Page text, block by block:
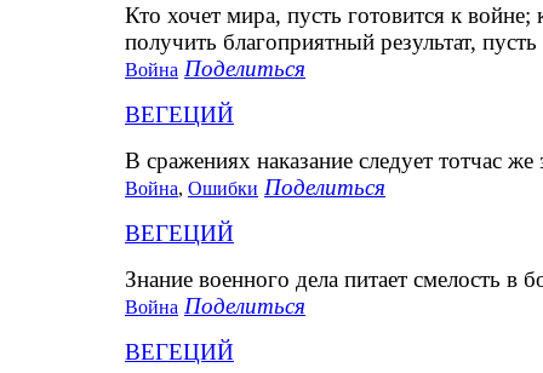
Кто хочет мира, пусть готовится к войне;
получить благоприятный результат,
Война Поделиться
ВЕГЕЦИЙ
В сражениях наказание следует тотчас
Война, Ошибки Поделиться
ВЕГЕЦИЙ
Знание военного дела питает смелость в
Война Поделиться
ВЕГЕЦИЙ